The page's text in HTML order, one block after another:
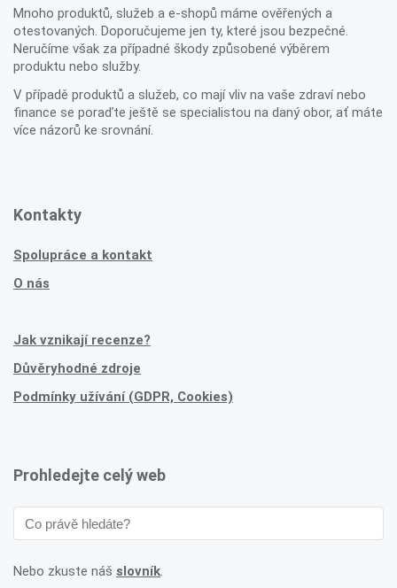
Mnoho produktů, služeb a e-shopů máme ověřených a
otestovaných. Doporučujeme jen ty, které jsou bezpečné.
Neručíme však za případné škody způsobené výběrem
produktu nebo služby.
V případě produktů a služeb, co mají vliv na vaše zdraví nebo
finance se poraďte ještě se specialistou na daný obor, ať máte
více názorů ke srovnání.
Kontakty
Spolupráce a kontakt
O nás
Jak vznikají recenze?
Důvěryhodné zdroje
Podmínky užívání (GDPR, Cookies)
Prohledejte celý web
Nebo zkuste náš slovník.